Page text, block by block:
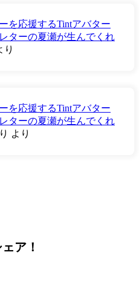
を応援するTintアバター
ターの夏瀬が生んでくれ
り
を応援するTintアバター
ターの夏瀬が生んでくれ
より
ア！